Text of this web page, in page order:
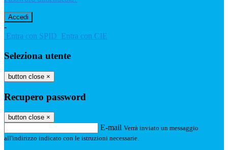
-
Entra con SPID Entra con CIE
Seleziona utente
button close ×
Recupero password
button close ×
E-mail Verrà inviato un messaggio
all'indirizzo indicato con le istruzioni necessarie.